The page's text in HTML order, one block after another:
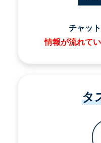
チャッ
情報が流れて
タ